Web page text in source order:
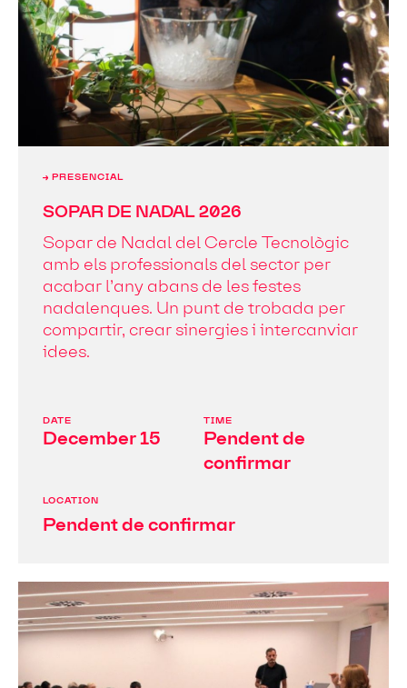
→ PRESENCIAL
SOPAR DE NADAL 2026
Sopar de Nadal del Cercle Tecnològic
amb els professionals del sector per
acabar l’any abans de les festes
nadalenques. Un punt de trobada per
compartir, crear sinergies i intercanviar
idees.
DATE TIME
December 15
Pendent de
confirmar
LOCATION
Pendent de confirmar